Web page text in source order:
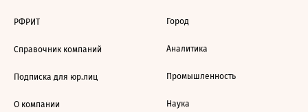
РФРИТ
Справочник компаний
Подписка для юр.лиц
О компании
Город
Аналитика
Промышленность
Наука